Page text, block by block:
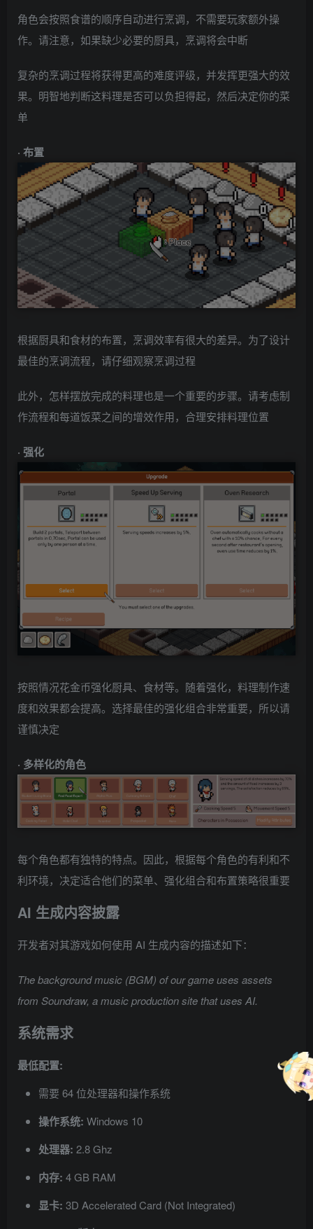
角色会按照食谱的顺序自动进行烹调，不需要玩家额外操
作。请注意，如果缺少必要的厨具，烹调将会中断
复杂的烹调过程将获得更高的难度评级，并发挥更强大的效
果。明智地判断这料理是否可以负担得起，然后决定你的菜
单
· 布置
根据厨具和食材的布置，烹调效率有很大的差异。为了设计
最佳的烹调流程，请仔细观察烹调过程
此外，怎样摆放完成的料理也是一个重要的步骤。请考虑制
作流程和每道饭菜之间的增效作用，合理安排料理位置
· 强化
按照情况花金币强化厨具、食材等。随着强化，料理制作速
度和效果都会提高。选择最佳的强化组合非常重要，所以请
谨慎决定
· 多样化的角色
每个角色都有独特的特点。因此，根据每个角色的有利和不
利环境，决定适合他们的菜单、强化组合和布置策略很重要
AI 生成内容披露
开发者对其游戏如何使用 AI 生成内容的描述如下：
The background music (BGM) of our game uses assets
from Soundraw, a music production site that uses AI.
系统需求
最低配置:
需要 64 位处理器和操作系统
操作系统: Windows 10
处理器: 2.8 Ghz
内存: 4 GB RAM
显卡: 3D Accelerated Card (Not Integrated)